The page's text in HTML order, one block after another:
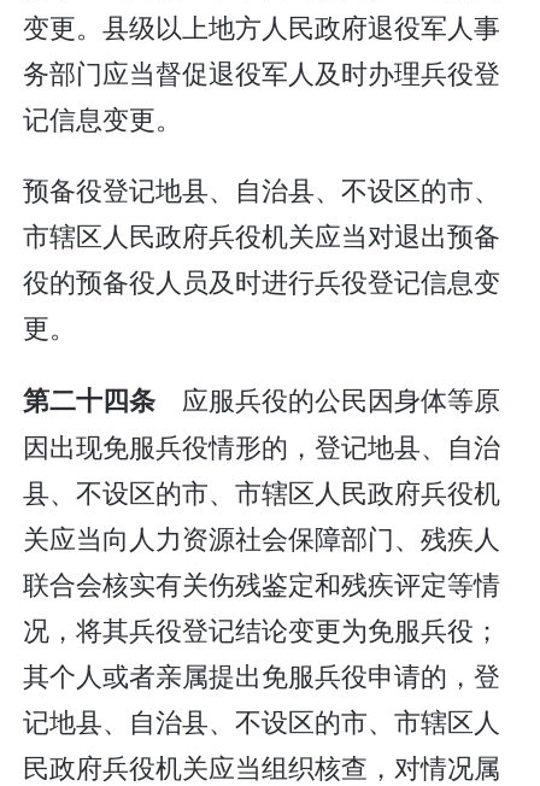
变更。县级以上地方人民政府退役军人事
务部门应当督促退役军人及时办理兵役登
记信息变更。
预备役登记地县、自治县、不设区的市、
市辖区人民政府兵役机关应当对退出预备
役的预备役人员及时进行兵役登记信息变
更。
第二十四条 应服兵役的公民因身体等原
因出现免服兵役情形的，登记地县、自治
县、不设区的市、市辖区人民政府兵役机
关应当向人力资源社会保障部门、残疾人
联合会核实有关伤残鉴定和残疾评定等情
况，将其兵役登记结论变更为免服兵役；
其个人或者亲属提出免服兵役申请的，登
记地县、自治县、不设区的市、市辖区人
民政府兵役机关应当组织核查，对情况属